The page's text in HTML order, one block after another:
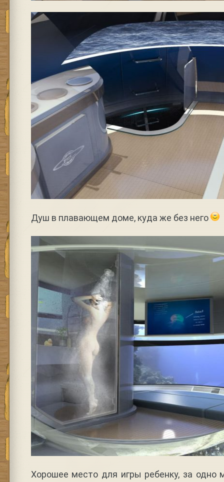
Душ в плавающем доме, куда же без него
Хорошее место для игры ребенку, за одно